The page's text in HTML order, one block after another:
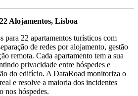
Alojamentos, Lisboa
para 22 apartamentos turísticos com
de redes por alojamento, gestão
remota. Cada apartamento tem a sua
privacidade entre hóspedes e
do edifício. A DataRoad monitoriza o
e resolve a maioria dos incidentes
nos hóspedes.